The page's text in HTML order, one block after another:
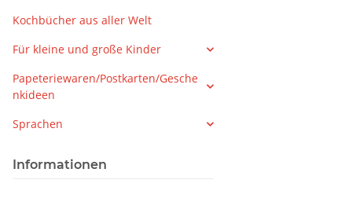
Kochbücher aus aller Welt
Für kleine und große Kinder
Papeteriewaren/Postkarten/Gesche
nkideen
Sprachen
Informationen